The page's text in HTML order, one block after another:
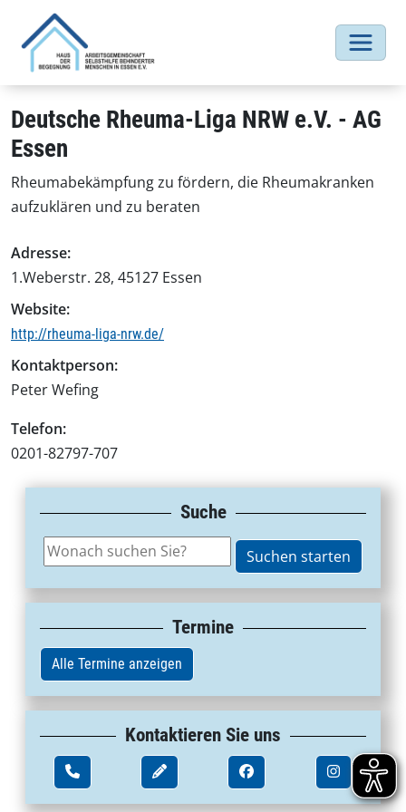
Deutsche Rheuma-Liga NRW e.V. - AG
Essen
Rheumabekämpfung zu fördern, die Rheumakranken
aufzuklären und zu beraten
Adresse:
1.Weberstr. 28, 45127 Essen
Website:
http://rheuma-liga-nrw.de/
Kontaktperson:
Peter Wefing
Telefon:
0201-82797-707
Suche
Termine
Alle Termine anzeigen
Kontaktieren Sie uns